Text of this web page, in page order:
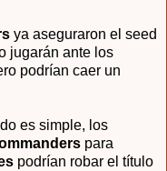
ya aseguraron el seed
jugarán ante los
podrían caer un
es simple, los
para
podrían robar el título